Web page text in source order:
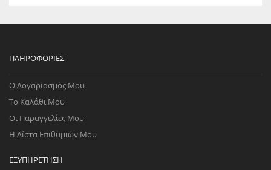
ΠΛΗΡΟΦΟΡΊΕΣ
Ο Λογαριασμός Μου
Το Καλάθι Μου
Οι Παραγγελίες Μου
Η Λίστα Επιθυμιών Μου
ΕΞΥΠΗΡΈΤΗΣΗ